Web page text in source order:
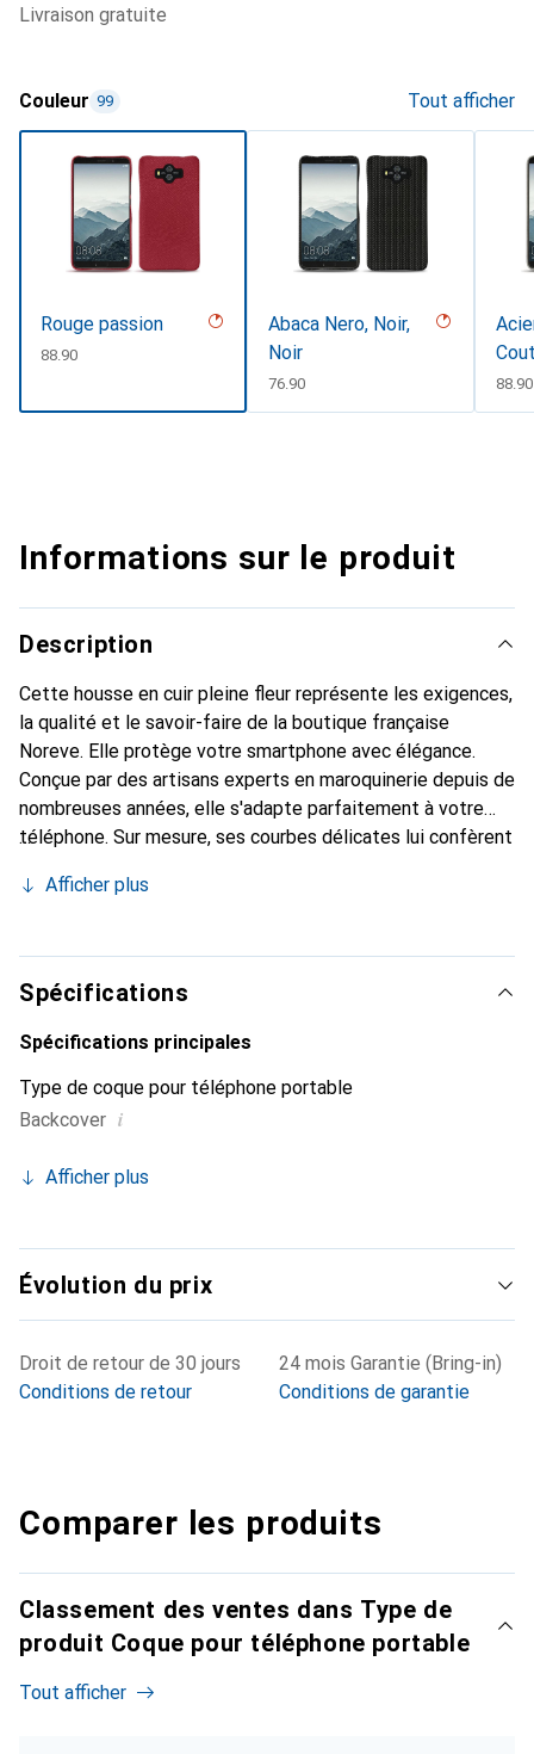
livraison gratuite
Couleur 99 Tout afficher
Rouge passion
CHF
88.90
Abaca Nero, Noir,
Noir
CHF
76.90 CHF
88.90
Informations sur le produit
Description
Cette housse en cuir pleine fleur représente les exigences,
la qualité et le savoir-faire de la boutique française
Noreve. Elle protège votre smartphone avec élégance.
Conçue par des artisans experts en maroquinerie depuis de
nombreuses années, elle s'adapte parfaitement à votre
téléphone. Sur mesure, ses courbes délicates lui confèrent
et indispensable de votre smartphone. La marque Noreve
haute qualité et constitue un choix sûr pour une clientèle
exigeante.
Afficher plus
Spécifications
Spécifications principales
Type de coque pour téléphone portable
Backcover i
Afficher plus
Évolution du prix
Droit de retour de 30 jours
Conditions de retour
24 mois Garantie (Bring-in)
Conditions de garantie
Comparer les produits
Classement des ventes dans Type de
produit Coque pour téléphone portable
Tout afficher